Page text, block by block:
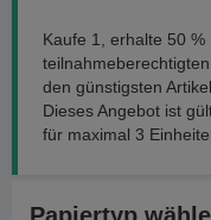
Kaufe 1, erhalte 50
den günstigsten Artikel.
Dieses Angebot ist
für maximal 3